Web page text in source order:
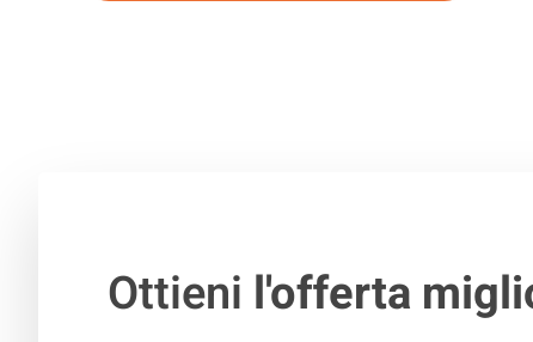
Ottieni l'offerta